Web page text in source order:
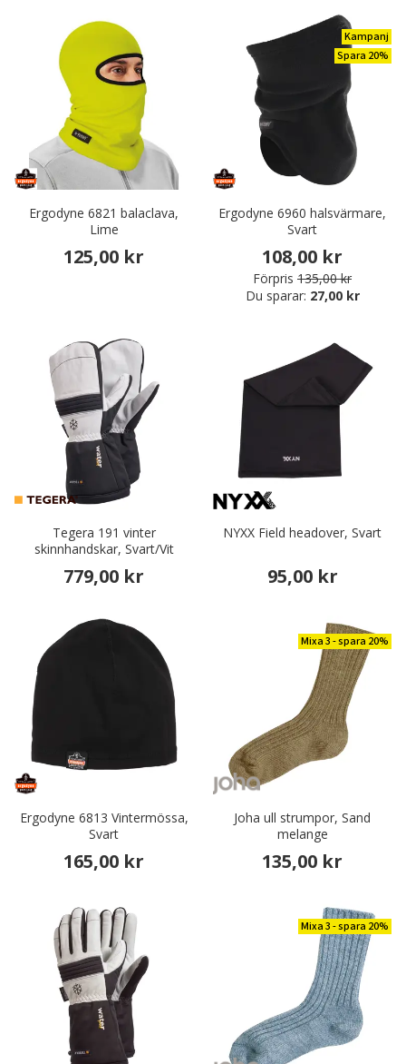
Ergodyne 6821 balaclava,
Lime
125,00 kr
Kampanj
Spara 20%
Ergodyne 6960 halsvärmare,
Svart
108,00 kr
Förpris 135,00 kr
Du sparar: 27,00 kr
Tegera 191 vinter
skinnhandskar, Svart/Vit
779,00 kr
NYXX Field headover, Svart
95,00 kr
Ergodyne 6813 Vintermössa,
Svart
165,00 kr
Mixa 3 - spara 20%
Joha ull strumpor, Sand
melange
135,00 kr
Mixa 3 - spara 20%